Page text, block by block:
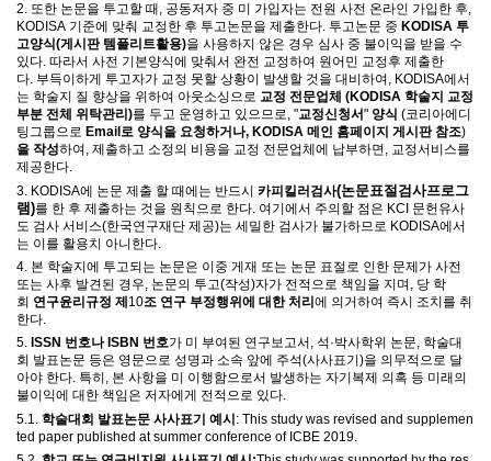
2. 또한 논문을 투고할 때 , 공동저자 중 미 가입자는 전원 사전 온라인 가입한 후,
KODISA 기준에 맞춰 교정한 후 투고논문을 제출한다. 투고논문 중 KODISA 투
고양식(게시판 템플리트활용)을 사용하지 않은 경우 심사 중 불이익을 받을 수
있다. 따라서 사전 기본양식에 맞춰서 완전 교정하여 원어민 교정후 제출한
다. 부득이하게 투고자가 교정 못할 상황이 발생할 것을 대비하여 , KODISA에서
는 학술지 질 향상을 위하여 아웃소싱으로 교정 전문업체 (KODISA 학술지 교정
부분 전체 위탁관리 )를 두고 운영하고 있으므로, "교정신청서" 양식 (코리아에디
팅그룹으로 Email 로 양식을 요청하거나, KODISA 메인 홈페이지 게시판 참조)
을 작성하여 , 제출하고 소정의 비용을 교정 전문업체에 납부하면 , 교정서비스를
제공한다.
3. KODISA에 논문 제출 할 때에는 반드시 카피킬러검사(논문표절검사프로그
램)를 한 후 제출하는 것을 원칙으로 한다 여기에서 주의할 점은 KCI 문헌유사
도 검사 서비스(한국연구재단 제공)는 세밀한 검사가 불가하므로 KODISA에서
는 이를 활용치 아니한다
4. 본 학술지에 투고되는 논문은 이중 게재 또는 논문 표절로 인한 문제가 사전
또는 사후 발견된 경우, 논문의 투고(작성)자가 전적으로 책임을 지며 , 당 학
회 연구윤리규정 제 10조 연구 부정행위에 대한 처리 에 의거하여 즉시 조치를 취
한다.
5. ISSN 번호나ISBN 번호가 미 부여된 연구보고서 , 석 ·박사학위 논문, 학술대
회 발표논문 등은 영문으로 성명과 소속 앞에 주석(사사표기 )을 의무적으로 달
아야 한다. 특히 , 본 사항을 미 이행함으로서 발생하는 자기복제 의혹 등 미래의
불이익에 대한 책임은 저자에게 전적으로 있다.
5.1. 학술대회 발표논문 사사표기 예시: This study was revised and supplemen
ted paper published at summer conference of ICBE 2019.